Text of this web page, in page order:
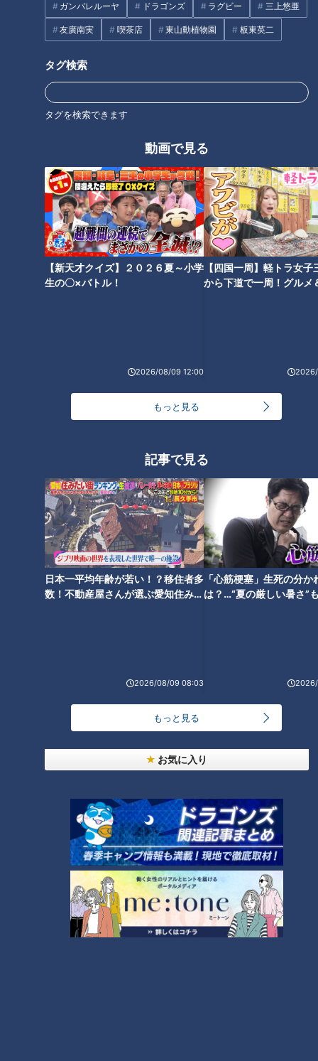
ガンバレルーヤ ドラゴンズ ラグビー 三上悠亜
友廣南実 喫茶店 東山動植物園 板東英二
タグ検索
タグを検索できます
動画で見る
【新天才クイズ】２０２６夏～小学
生の〇×バトル！
2026/08/09 12:00
【四国一周】軽トラ女子
から下道で一周！グルメ
もっと見る
記事で見る
日本一平均年齢が若い！？移住者多
数！不動産屋さんが選ぶ愛知住みた
2026/08/09 08:03
「心筋梗塞」生死の分か
は？…“夏の厳しい暑さ”
もっと見る
お気に入り
わ、かにかまぼこを加えて衣をつける。
量ずつスプーンですくってそっと入れる。1分ほど揚げて返
し、さらに2～3分かけてカリッと揚げる。
5 器に盛って、カレー粉と塩を合わせてカレー塩を作り、添
CBCテレビ「キユーピー３分クッキング」 2025年5月19日 放
この記事の画像を見る
「納豆ともちの豚キムチ」の作
「いさきのわさびあんかけ」の
作り方【キユーピー３分クッキ
「えびとペンネのビスクソー
ス」の作り方【キユーピー３分
クッキング】
方【キユーピー３分クッキン
り方【キユーピー３分クッキン
グ】
タグ
番組紹介
キユーピー３分クッキング
レシピ紹介
CBCテレビ制作「キユーピー３分クッキング」の公式サイト。番組
で放送したレシピ、作り方を動画でもご紹介！